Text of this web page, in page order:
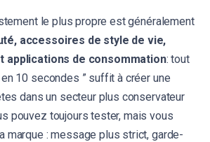
le plus propre est généralement
accessoires de style de vie,
applications de consommation: tout
10 secondes ” suffit à créer une
dans un secteur plus conservateur
pouvez toujours tester, mais vous
marque : message plus strict, garde-